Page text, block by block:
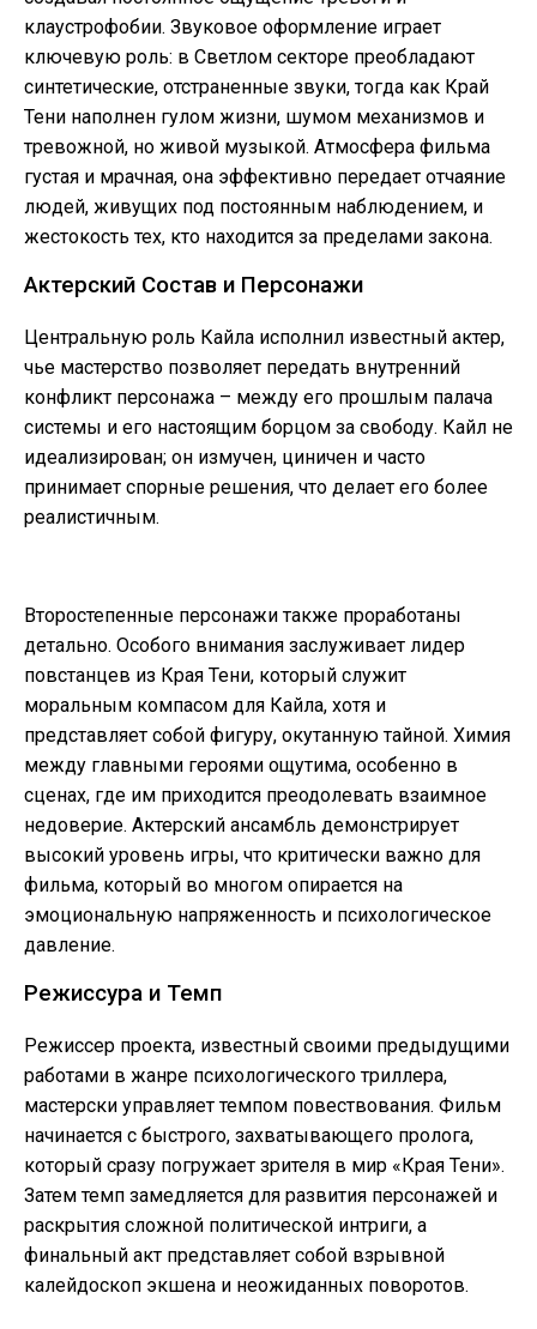
клаустрофобии. Звуковое оформление играет
ключевую роль: в Светлом секторе преобладают
синтетические, отстраненные звуки, тогда как Край
Тени наполнен гулом жизни, шумом механизмов и
тревожной, но живой музыкой. Атмосфера фильма
густая и мрачная, она эффективно передает отчаяние
людей, живущих под постоянным наблюдением, и
жестокость тех, кто находится за пределами закона.
Актерский Состав и Персонажи
Центральную роль Кайла исполнил известный актер,
чье мастерство позволяет передать внутренний
конфликт персонажа – между его прошлым палача
системы и его настоящим борцом за свободу. Кайл не
идеализирован; он измучен, циничен и часто
принимает спорные решения, что делает его более
реалистичным.
Второстепенные персонажи также проработаны
детально. Особого внимания заслуживает лидер
повстанцев из Края Тени, который служит
моральным компасом для Кайла, хотя и
представляет собой фигуру, окутанную тайной. Химия
между главными героями ощутима, особенно в
сценах, где им приходится преодолевать взаимное
недоверие. Актерский ансамбль демонстрирует
высокий уровень игры, что критически важно для
фильма, который во многом опирается на
эмоциональную напряженность и психологическое
давление.
Режиссура и Темп
Режиссер проекта, известный своими предыдущими
работами в жанре психологического триллера,
мастерски управляет темпом повествования. Фильм
начинается с быстрого, захватывающего пролога,
который сразу погружает зрителя в мир «Края Тени».
Затем темп замедляется для развития персонажей и
раскрытия сложной политической интриги, а
финальный акт представляет собой взрывной
калейдоскоп экшена и неожиданных поворотов.